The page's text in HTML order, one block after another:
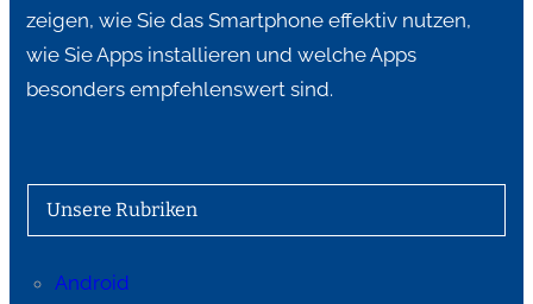
zeigen, wie Sie das Smartphone effektiv nutzen,
wie Sie Apps installieren und welche Apps
besonders empfehlenswert sind.
Unsere Rubriken
Android